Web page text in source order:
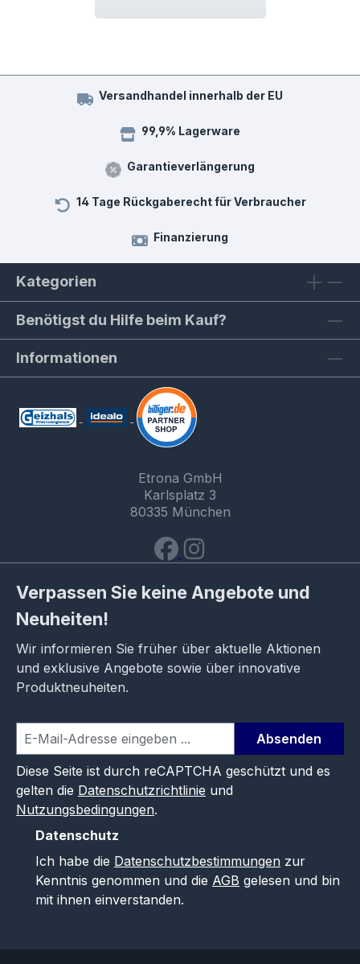
Versandhandel innerhalb der EU
99,9% Lagerware
Garantieverlängerung
14 Tage Rückgaberecht für Verbraucher
Finanzierung
Kategorien
Benötigst du Hilfe beim Kauf?
Informationen
Etrona GmbH
Karlsplatz 3
80335 München
Verpassen Sie keine Angebote und
Neuheiten!
Wir informieren Sie früher über aktuelle Aktionen
und exklusive Angebote sowie über innovative
Produktneuheiten.
Absenden
Diese Seite ist durch reCAPTCHA geschützt und es
gelten die Datenschutzrichtlinie und
Nutzungsbedingungen.
Datenschutz
Ich habe die Datenschutzbestimmungen zur
Kenntnis genommen und die AGB gelesen und bin
mit ihnen einverstanden.